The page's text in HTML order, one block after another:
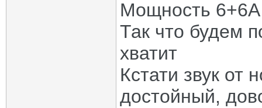
Мощность 6+6А
Так что будем
хватит
Кстати звук от
достойный,